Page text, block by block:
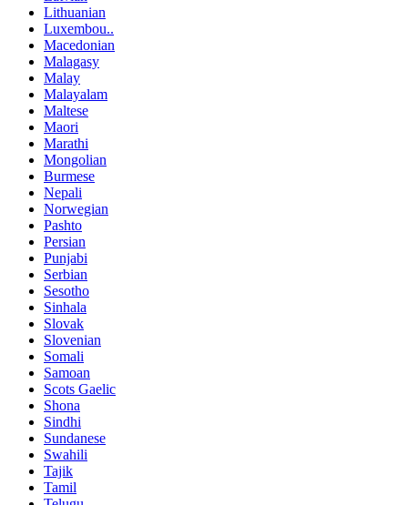
Lithuanian
Luxembou..
Macedonian
Malagasy
Malay
Malayalam
Maltese
Maori
Marathi
Mongolian
Burmese
Nepali
Norwegian
Pashto
Persian
Punjabi
Serbian
Sesotho
Sinhala
Slovak
Slovenian
Somali
Samoan
Scots Gaelic
Shona
Sindhi
Sundanese
Swahili
Tajik
Tamil